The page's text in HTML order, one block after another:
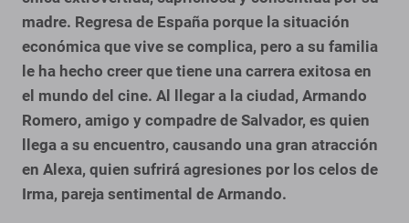
madre. Regresa de España porque la situación
económica que vive se complica, pero a su familia
le ha hecho creer que tiene una carrera exitosa en
el mundo del cine. Al llegar a la ciudad, Armando
Romero, amigo y compadre de Salvador, es quien
llega a su encuentro, causando una gran atracción
en Alexa, quien sufrirá agresiones por los celos de
Irma, pareja sentimental de Armando.